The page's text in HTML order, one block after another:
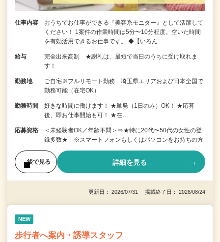
仕事内容
おうちでお仕事ができる『美容系モニター』として活躍して
ください！ 1案件の作業時間は5分〜10分程度。空いた時間
を有効活用できるお仕事です。 ◆【いろん…
給与
完全出来高制 ★謝礼は、最短で当日のうちに受け取れま
す！
勤務地
ご自宅※フルリモート勤務 埼玉県エリアおよび日本全国で
勤務可能（在宅OK）
勤務時間
好きな時間に働けます！ ★単発（1日のみ）OK！ ★応募
後、即お仕事開始も可！ ★在…
応募資格
＜未経験者OK／年齢不問＞⇒★特に20代〜50代の女性の登
録多数★ ※スマートフォンもしくはパソコンをお持ちの方
後で見る 詳細を見る
更新日： 2026/07/31 掲載終了日： 2026/08/24
NEW
歩行者へ案内・誘導スタッフ